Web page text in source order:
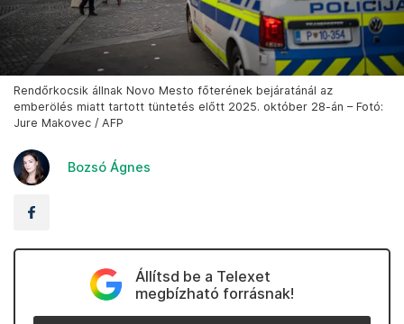
Rendőrkocsik állnak Novo Mesto főterének bejáratánál az
emberölés miatt tartott tüntetés előtt 2025. október 28-án – Fotó:
Jure Makovec / AFP
Bozsó Ágnes
Állítsd be a Telexet
megbízható forrásnak!